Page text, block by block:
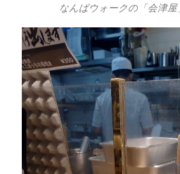
なんばウォークの「会津